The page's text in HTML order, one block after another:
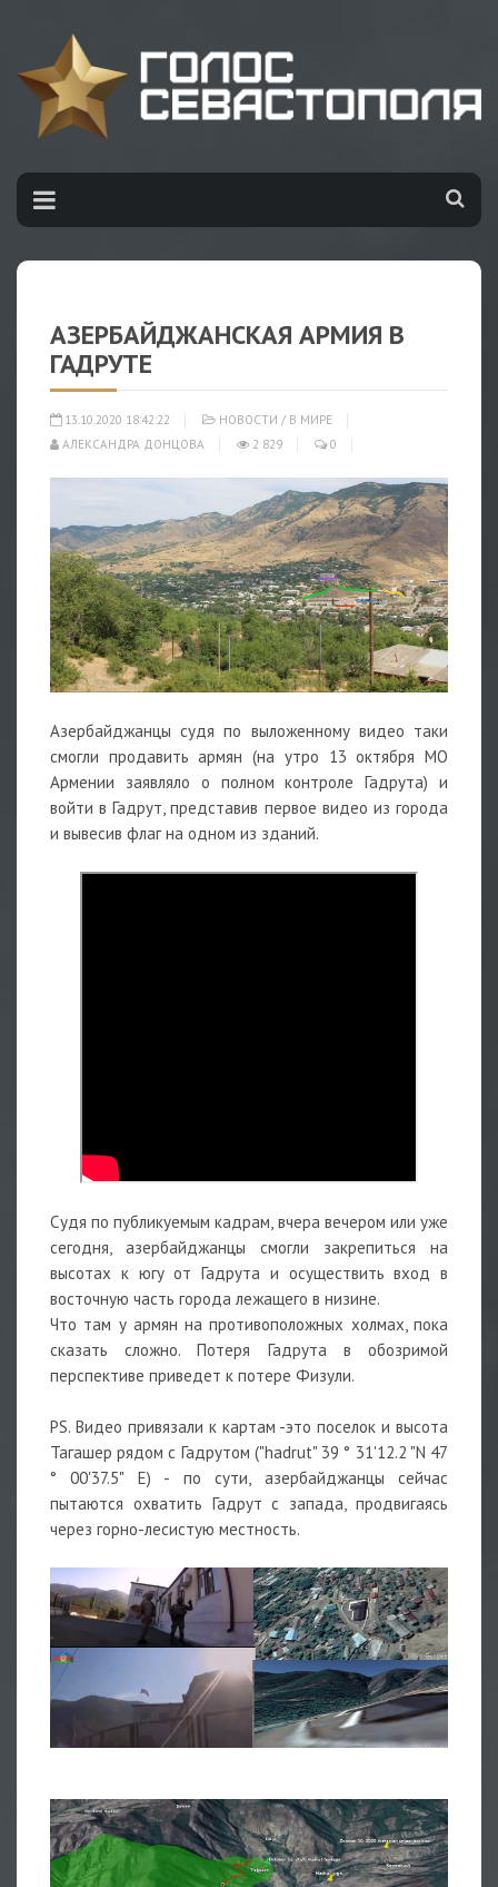
АЗЕРБАЙДЖАНСКАЯ АРМИЯ В
ГАДРУТЕ
13.10.2020 18:42:22 НОВОСТИ / В МИРЕ
АЛЕКСАНДРА ДОНЦОВА
2 829 0
Азербайджанцы судя по выложенному видео таки
смогли продавить армян (на утро 13 октября МО
Армении заявляло о полном контроле Гадрута) и
войти в Гадрут, представив первое видео из города
и вывесив флаг на одном из зданий.
Судя по публикуемым кадрам, вчера вечером или уже
сегодня, азербайджанцы смогли закрепиться на
высотах к югу от Гадрута и осуществить вход в
восточную часть города лежащего в низине.
Что там у армян на противоположных холмах, пока
сказать сложно. Потеря Гадрута в обозримой
перспективе приведет к потере Физули.
PS. Видео привязали к картам -это поселок и высота
Тагашер рядом с Гадрутом ("hadrut" 39 ° 31'12.2 "N 47
° 00'37.5" E) - по сути, азербайджанцы сейчас
пытаются охватить Гадрут с запада, продвигаясь
через горно-лесистую местность.